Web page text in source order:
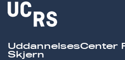
UddannelsesCenter
Skjern